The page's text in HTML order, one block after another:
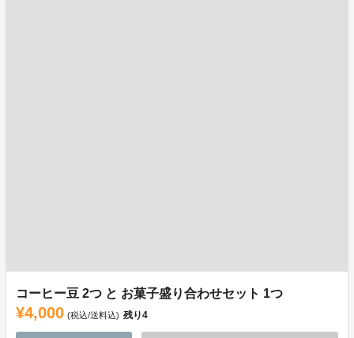
コーヒー豆 2つ と お菓子盛り合わせセット 1つ
¥4,000 (税込/送料込) 残り4